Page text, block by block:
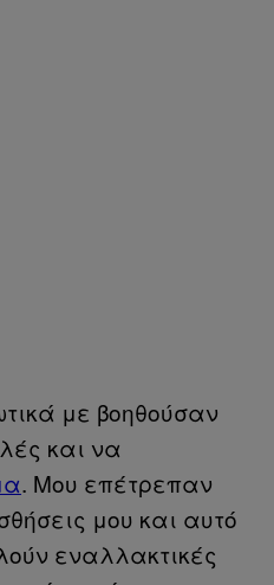
με βοηθούσαν
και να
. Μου επέτρεπαν
μου και αυτό
εναλλακτικές